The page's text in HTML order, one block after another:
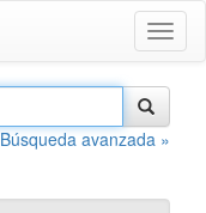
Búsqueda avanzada »